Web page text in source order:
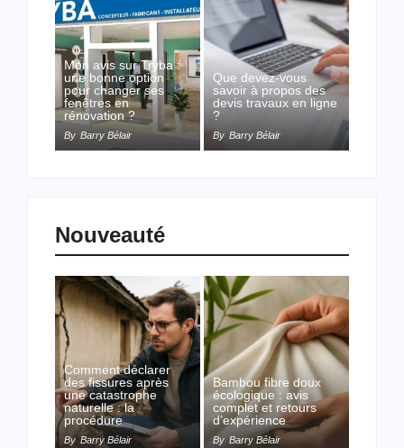
Mon avis sur Tryba :
une bonne option
pour changer ses
fenêtres en
rénovation ?
By Barry Bélair
Que devez-vous
savoir à propos des
devis travaux en ligne
?
By Barry Bélair
Nouveauté
Comment déclarer
des fissures après
une catastrophe
naturelle : la
procédure
By Barry Bélair
Bambou fibre doux
écologique : avis
complet et retours
d’expérience
By Barry Bélair